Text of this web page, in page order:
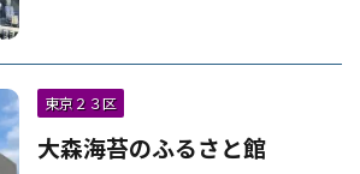
東京２３区
大森海苔のふるさと館